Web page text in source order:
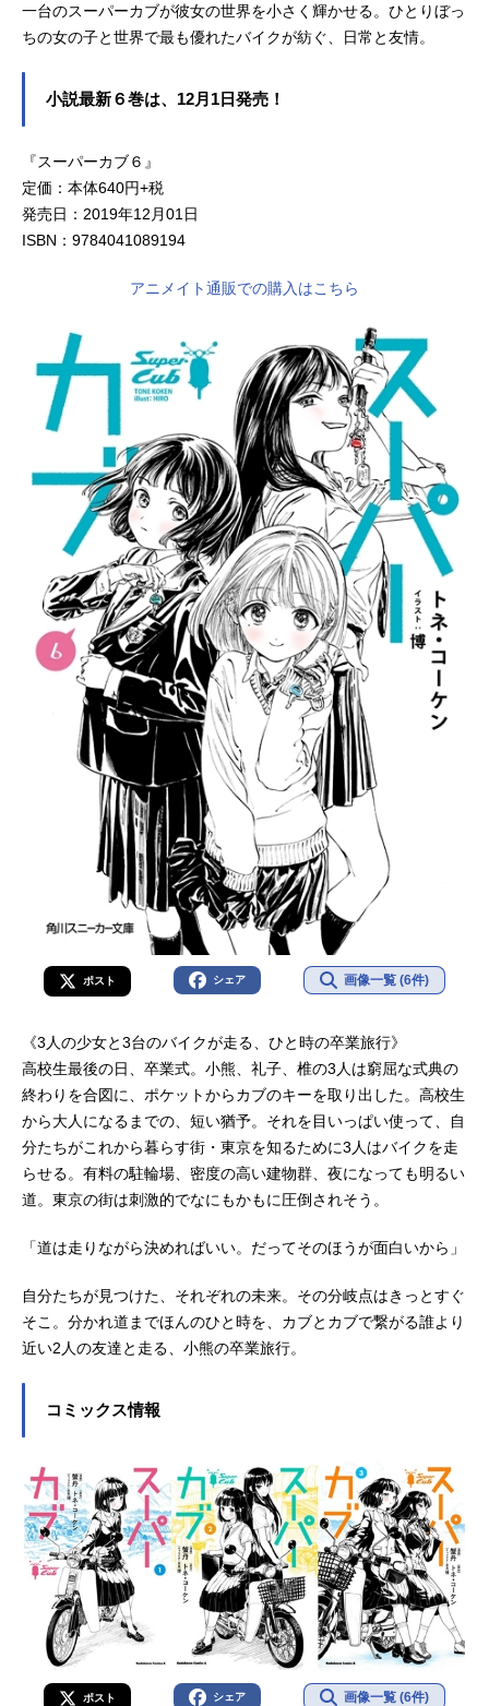
一台のスーパーカブが彼女の世界を小さく輝かせる。ひとりぼっ
ちの女の子と世界で最も優れたバイクが紡ぐ、日常と友情。
小説最新６巻は、12月1日発売！
『スーパーカブ６』
定価：本体640円+税
発売日：2019年12月01日
ISBN：9784041089194
アニメイト通販での購入はこちら
ポスト シェア 画像一覧 (6件)
《3人の少女と3台のバイクが走る、ひと時の卒業旅行》
高校生最後の日、卒業式。小熊、礼子、椎の3人は窮屈な式典の
終わりを合図に、ポケットからカブのキーを取り出した。高校生
から大人になるまでの、短い猶予。それを目いっぱい使って、自
分たちがこれから暮らす街・東京を知るために3人はバイクを走
らせる。有料の駐輪場、密度の高い建物群、夜になっても明るい
道。東京の街は刺激的でなにもかもに圧倒されそう。
「道は走りながら決めればいい。だってそのほうが面白いから」
自分たちが見つけた、それぞれの未来。その分岐点はきっとすぐ
そこ。分かれ道までほんのひと時を、カブとカブで繋がる誰より
近い2人の友達と走る、小熊の卒業旅行。
コミックス情報
ポスト シェア 画像一覧 (6件)